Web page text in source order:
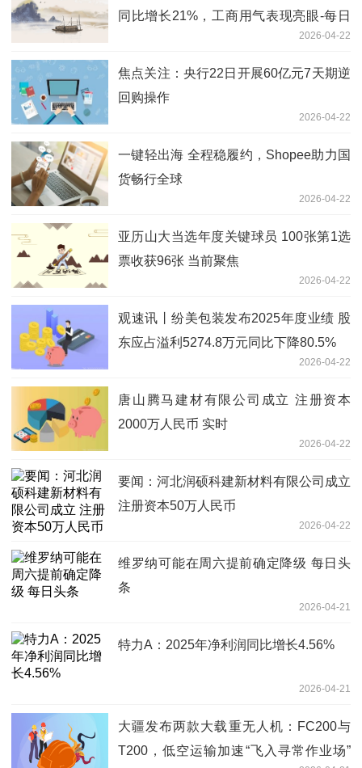
同比增长21%，工商用气表现亮眼-每日
2026-04-22
焦点关注：央行22日开展60亿元7天期逆
回购操作
2026-04-22
一键轻出海 全程稳履约，Shopee助力国
货畅行全球
2026-04-22
亚历山大当选年度关键球员 100张第1选
票收获96张 当前聚焦
2026-04-22
观速讯丨纷美包装发布2025年度业绩 股
东应占溢利5274.8万元同比下降80.5%
2026-04-22
唐山腾马建材有限公司成立 注册资本
2000万人民币 实时
2026-04-22
要闻：河北润硕科建新材料有限公司成立
注册资本50万人民币
2026-04-22
维罗纳可能在周六提前确定降级 每日头
条
2026-04-21
特力A：2025年净利润同比增长4.56%
2026-04-21
大疆发布两款大载重无人机：FC200与
T200，低空运输加速“飞入寻常作业场”